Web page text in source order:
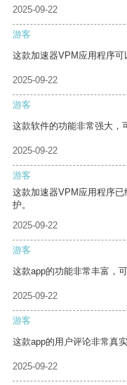
2025-09-22
游客
这款加速器VPM应用程序可
2025-09-22
游客
这款软件的功能非常强大，
2025-09-22
游客
这款加速器VPM应用程序
护。
2025-09-22
游客
这款app的功能非常丰富，
2025-09-22
游客
这款app的用户评论非常真
2025-09-22